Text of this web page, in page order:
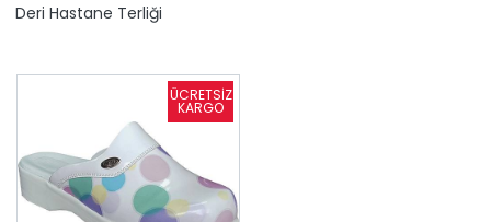
Deri Hastane Terliği